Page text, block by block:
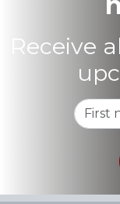
Receive